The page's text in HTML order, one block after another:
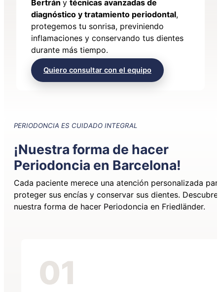
Bertrán y técnicas avanzadas de
diagnóstico y tratamiento periodontal,
protegemos tu sonrisa, previniendo
inflamaciones y conservando tus dientes
durante más tiempo.
Quiero consultar con el equipo
PERIODONCIA ES CUIDADO INTEGRAL
¡Nuestra forma de hacer
Periodoncia en Barcelona!
Cada paciente merece una atención personalizada
proteger sus encías y conservar sus dientes. Descubre
nuestra forma de hacer Periodoncia en Friedländer.
01